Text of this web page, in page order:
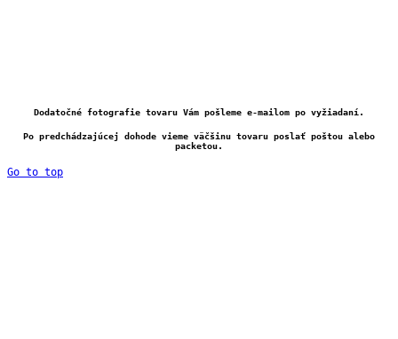
Dodatočné fotografie tovaru Vám pošleme e-mailom po vyžiadaní.
Po predchádzajúcej dohode vieme väčšinu tovaru poslať poštou alebo
packetou.
Go to top